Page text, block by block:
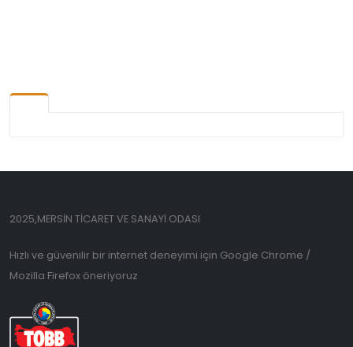
2025,MERSİN TİCARET VE SANAYİ ODASI
Hızlı ve güvenilir bir internet deneyimi için Google Chrome /
Mozilla Firefox öneriyoruz